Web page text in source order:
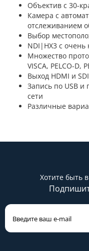
Объектив с 30-
Камера с
отслеживанием
Выбор
NDI|HX3 с очень
Множество
VISCA, PELCO-D,
Выход HDMI и SDI
Запись по USB и
сети
Различные
Хотите быть